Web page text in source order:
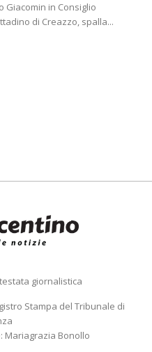
in Consiglio
di Creazzo, spalla...
giornalistica
Stampa del Tribunale di
Mariagrazia Bonollo